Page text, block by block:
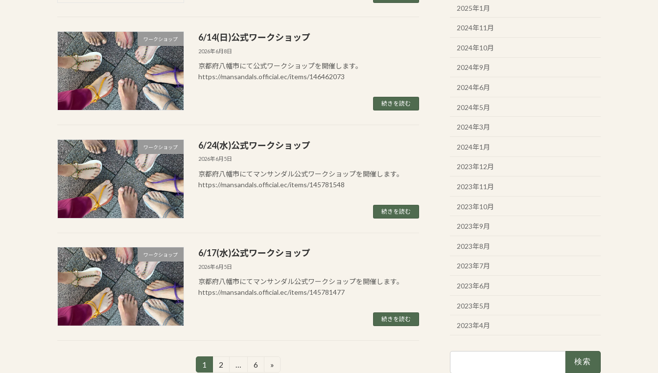
ワークショップ 6/14(日)公式ワークショップ
2026年6月8日
京都府八幡市にて公式ワークショップを開催します。
https://mansandals.official.ec/items/146462073
続きを読む
ワークショップ 6/24(水)公式ワークショップ
2026年6月5日
京都府八幡市にてマンサンダル公式ワークショップを開催します。
https://mansandals.official.ec/items/145781548
続きを読む
ワークショップ 6/17(水)公式ワークショップ
2026年6月5日
京都府八幡市にてマンサンダル公式ワークショップを開催します。
https://mansandals.official.ec/items/145781477
続きを読む
固
1
固
2 …
固
6 »
2025年1月
2024年11月
2024年10月
2024年9月
2024年6月
2024年5月
2024年3月
2024年1月
2023年12月
2023年11月
2023年10月
2023年9月
2023年8月
2023年7月
2023年6月
2023年5月
2023年4月